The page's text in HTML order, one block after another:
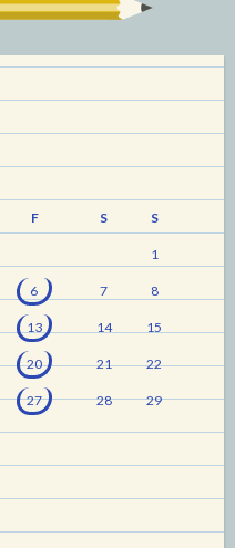
F S S
1
6 7 8
13 14 15
20 21 22
27 28 29